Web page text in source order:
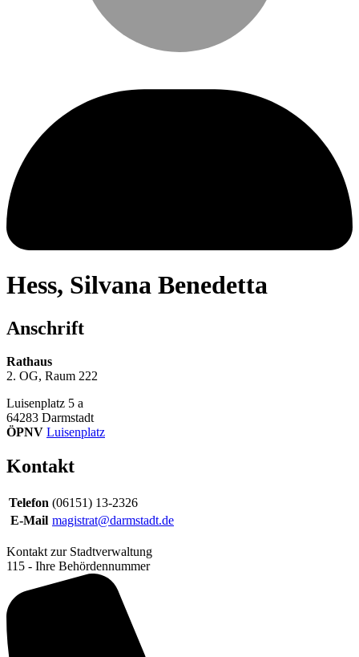
Hess, Silvana Benedetta
Anschrift
Rathaus
2. OG, Raum 222
Luisenplatz 5 a
64283 Darmstadt
ÖPNV Luisenplatz
Kontakt
Telefon (06151) 13-2326
E-Mail magistrat@darmstadt.de
Kontakt zur Stadtverwaltung
115 - Ihre Behördennummer